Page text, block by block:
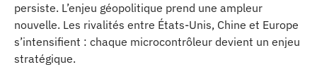
persiste. L’enjeu géopolitique prend une ampleur
nouvelle. Les rivalités entre États-Unis, Chine et Europe
s’intensifient : chaque microcontrôleur devient un enjeu
stratégique.